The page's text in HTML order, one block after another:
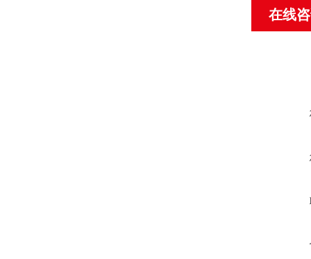
在线